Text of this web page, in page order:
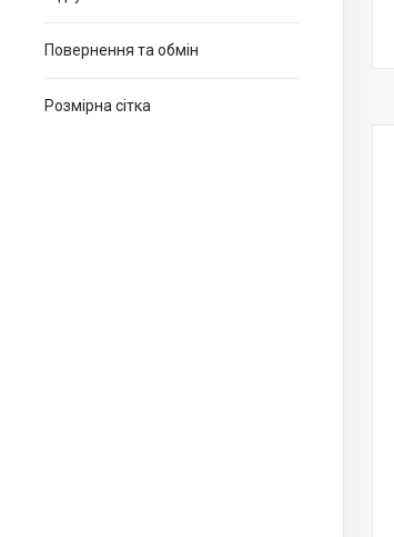
Повернення та обмін
Розмірна сітка